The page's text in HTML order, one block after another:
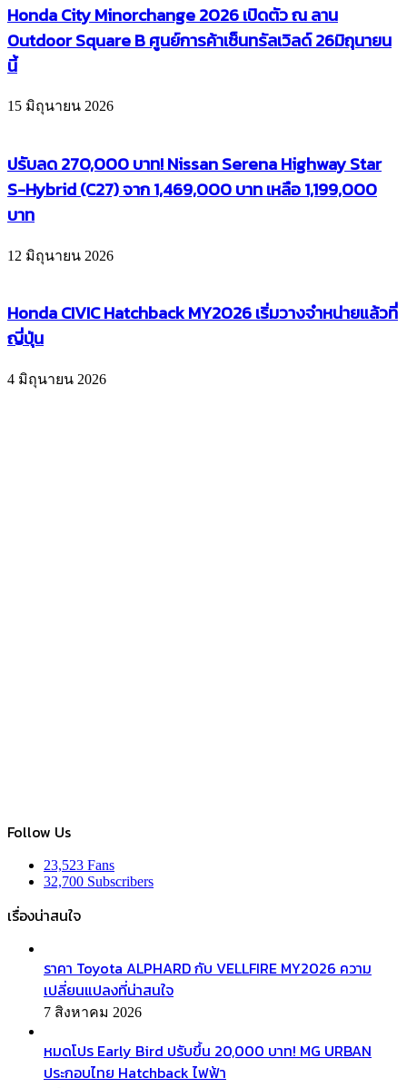
Honda City Minorchange 2026 เปิดตัว ณ ลาน
Outdoor Square B ศูนย์การค้าเซ็นทรัลเวิลด์ 26มิถุนายน
นี้
15 มิถุนายน 2026
ปรับลด 270,000 บาท! Nissan Serena Highway Star
S-Hybrid (C27) จาก 1,469,000 บาท เหลือ 1,199,000
บาท
12 มิถุนายน 2026
Honda CIVIC Hatchback MY2026 เริ่มวางจำหน่ายแล้วที่
ญี่ปุ่น
4 มิถุนายน 2026
Follow Us
23,523 Fans
32,700 Subscribers
เรื่องน่าสนใจ
ราคา Toyota ALPHARD กับ VELLFIRE MY2026 ความ
เปลี่ยนแปลงที่น่าสนใจ
7 สิงหาคม 2026
หมดโปร Early Bird ปรับขึ้น 20,000 บาท! MG URBAN
ประกอบไทย Hatchback ไฟฟ้า